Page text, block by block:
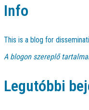
Info
This is a blog for
A blogon szereplő
Legutóbbi